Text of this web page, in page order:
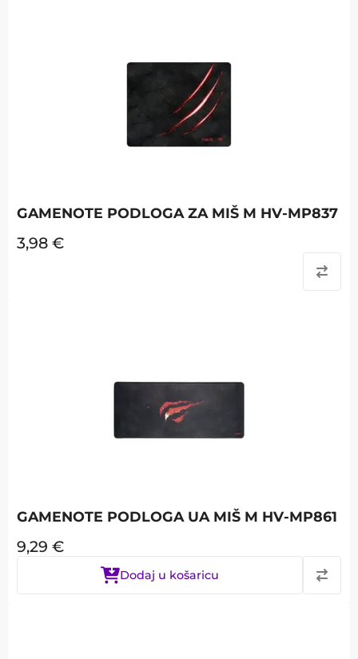
GAMENOTE PODLOGA ZA MIŠ M HV-MP837
3,98 €
GAMENOTE PODLOGA UA MIŠ M HV-MP861
9,29 €
Dodaj u košaricu